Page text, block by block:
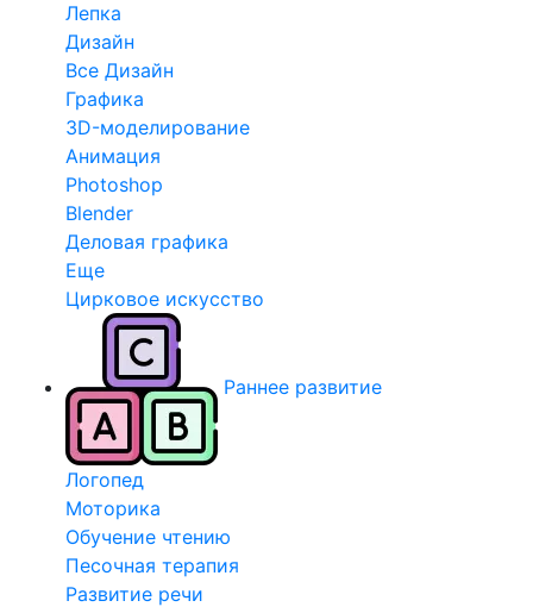
Лепка
Дизайн
Все Дизайн
Графика
3D-моделирование
Анимация
Photoshop
Blender
Деловая графика
Еще
Цирковое искусство
Раннее развитие
Логопед
Моторика
Обучение чтению
Песочная терапия
Развитие речи